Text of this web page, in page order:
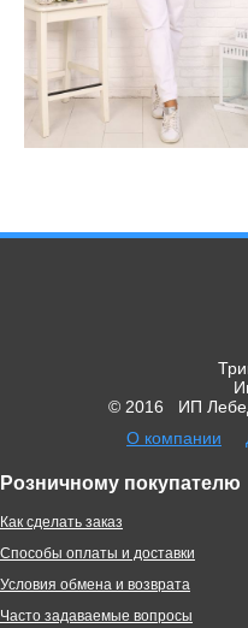
© 2016 ИП
О компании
Розничному покупателю
Как сделать заказ
Способы оплаты и доставки
Условия обмена и возврата
Часто задаваемые вопросы